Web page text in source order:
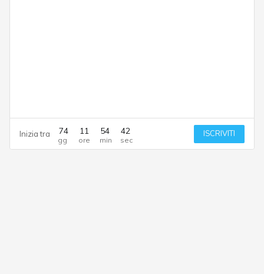
Inizia tra 74 11 54 41 ISCRIVITI